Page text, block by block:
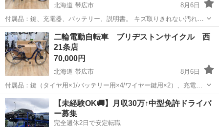
北海道 帯広市
8月6日
付属品：鍵、充電器、バッテリー、説明書。 キズ取りきれない汚れあ
ります。現状渡しとなります。 店頭取引/店頭販売のみとなっておりま
す。 現金/クレジット/コード決算 ※発送等の対応は行っておりませ
ん。...
北海道 帯広市 電動アシスト自転車 電動
二輪電動自転車 ブリヂストンサイクル 西
21条店
70,000円
北海道 帯広市
8月6日
付属品：鍵（タイヤ用×1/バッテリー用×4/ワイヤー鍵用×2）、充電
器、 バッテリー、説明書。 キズ取りきれない汚れあります。現状渡し
となります。 店頭取引/店頭販売のみとなっております。 現金/クレジ
ット/...
北海道 帯広市 電動アシスト自転車 電動
【未経験OK🚚】月収30万↑中型免許ドライバ
ー募集
完全週休2日で安定転職